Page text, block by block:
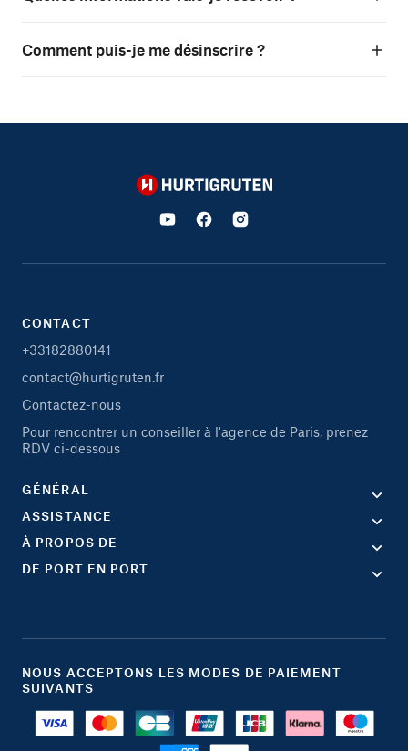
Comment puis-je me désinscrire ?
Hurtigruten
CONTACT
+33182880141
contact@hurtigruten.fr
Contactez-nous
Pour rencontrer un conseiller à l'agence de Paris, prenez
RDV ci-dessous
GÉNÉRAL
ASSISTANCE
À PROPOS DE
DE PORT EN PORT
NOUS ACCEPTONS LES MODES DE PAIEMENT
SUIVANTS